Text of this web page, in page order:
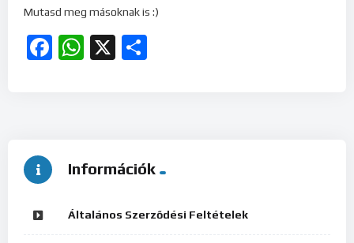
Mutasd meg másoknak is :)
Facebook
WhatsApp
X
Információk
Általános Szerződési Feltételek